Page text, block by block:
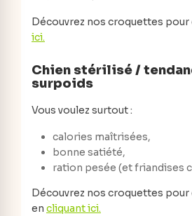
Découvrez nos croquettes pour
ici.
Chien stérilisé /
surpoids
Vous voulez surtout :
calories maîtrisées,
bonne satiété,
ration pesée (et friandises
Découvrez nos croquettes
en cliquant ici.